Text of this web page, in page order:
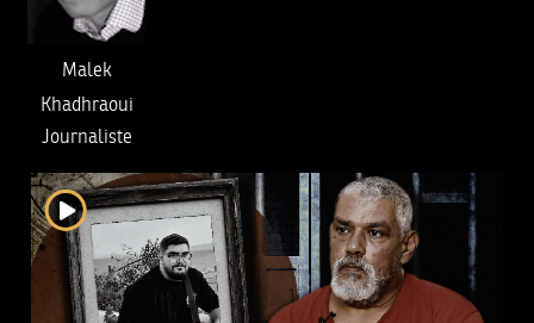
Malek
Khadhraoui
Journaliste